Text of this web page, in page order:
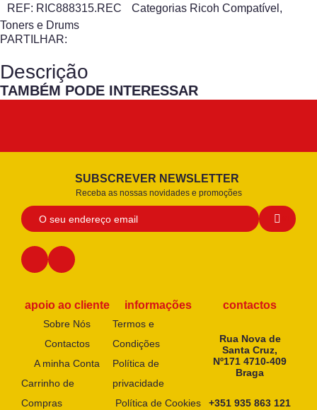
REF: RIC888315.REC Categorias Ricoh Compatível ,
Toners e Drums
PARTILHAR:
Descrição
TAMBÉM PODE INTERESSAR
SUBSCREVER NEWSLETTER
Receba as nossas novidades e promoções
apoio ao cliente
Sobre Nós
Contactos
A minha Conta
Carrinho de
Compras
informações
Termos e
Condições
Política de
privacidade
Política de Cookies
contactos
Rua Nova de
Santa Cruz,
Nº171 4710-409
Braga
+351 935 863 121